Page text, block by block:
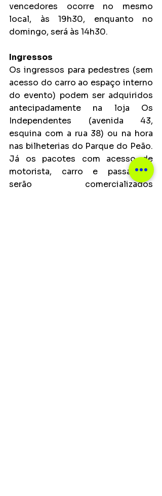
vencedores ocorre no mesmo
local, às 19h30, enquanto no
domingo, será às 14h30.
Ingressos
Os ingressos para pedestres (sem
acesso do carro ao espaço interno
do evento) podem ser adquiridos
antecipadamente na loja Os
Independentes (avenida 43,
esquina com a rua 38) ou na hora
nas bilheterias do Parque do Peão.
Já os pacotes com acesso de
motorista, carro e passageiro
serão comercializados